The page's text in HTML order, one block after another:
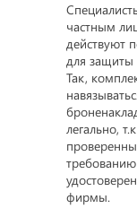
частным
действуют
для защиты
Так,
легально,
требованию
фирмы.